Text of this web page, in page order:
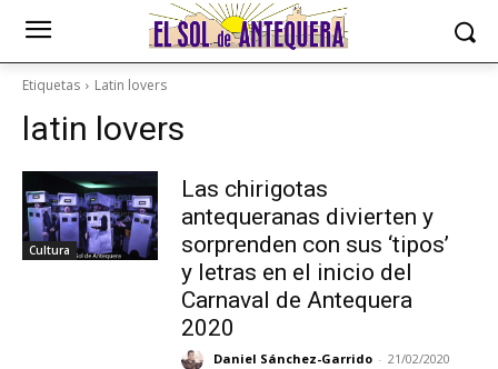
Etiquetas Latin lovers
latin lovers
Cultura
Las chirigotas
antequeranas divierten y
sorprenden con sus ‘tipos’
y letras en el inicio del
Carnaval de Antequera
2020
Daniel Sánchez-Garrido - 21/02/2020